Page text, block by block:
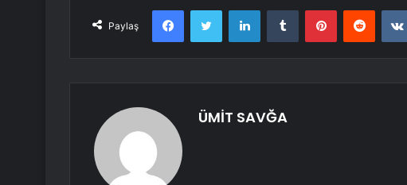
Paylaş
FacebookTwitter LinkedInTumblr PinterestReddit
ÜMİT SAVĞA